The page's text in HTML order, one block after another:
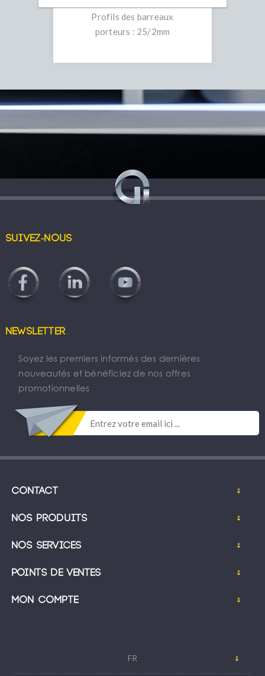
Profils des barreaux
porteurs : 25/2mm
Suivez-nous
Newsletter
Soyez les premiers informés des dernières
nouveautés et bénéficiez de nos offres
promotionnelles
Contact
Nos produits
Nos services
Points de ventes
Mon compte
FR